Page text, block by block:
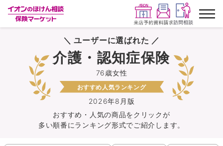
ランキングから探す
保険を比較する
保険会社から探す
イオンカード会員さま専用保険
＼ ユーザーに選ばれた ／
2026年8月版
76歳女性
介護・認知症保険
おすすめ人気ランキング
おすすめ・人気の商品をクリックが
多い順番にランキング形式でご紹介します。